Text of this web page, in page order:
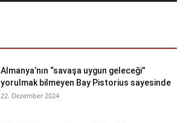
Almanya’nın “savaşa uygun geleceği”
yorulmak bilmeyen Bay Pistorius sayesinde
22. Dezember 2024